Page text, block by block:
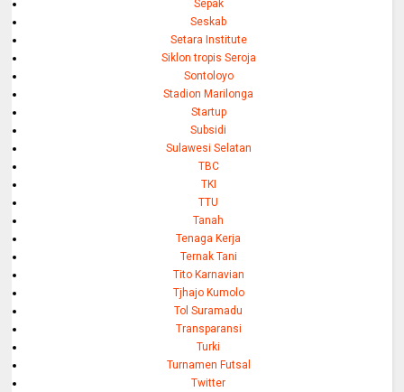
Sepak
Seskab
Setara Institute
Siklon tropis Seroja
Sontoloyo
Stadion Marilonga
Startup
Subsidi
Sulawesi Selatan
TBC
TKI
TTU
Tanah
Tenaga Kerja
Ternak Tani
Tito Karnavian
Tjhajo Kumolo
Tol Suramadu
Transparansi
Turki
Turnamen Futsal
Twitter